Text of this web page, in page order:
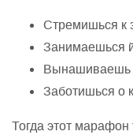
Стремишься к
Занимаешься
Вынашиваешь
Заботишься о
Тогда этот марафон